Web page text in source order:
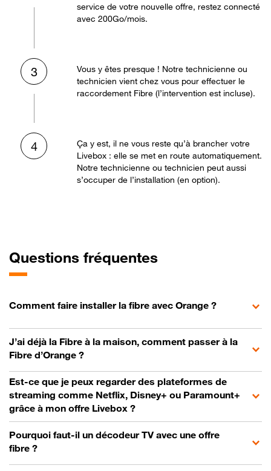
service de votre nouvelle offre, restez connecté
avec 200Go/mois.
3
Vous y êtes presque ! Notre technicienne ou
technicien vient chez vous pour effectuer le
raccordement Fibre (l’intervention est incluse).
4
Ça y est, il ne vous reste qu’à brancher votre
Livebox : elle se met en route automatiquement.
Notre technicienne ou technicien peut aussi
s’occuper de l’installation (en option).
Questions fréquentes
Comment faire installer la fibre avec Orange ?
J’ai déjà la Fibre à la maison, comment passer à la
Fibre d’Orange ?
Est-ce que je peux regarder des plateformes de
streaming comme Netflix, Disney+ ou Paramount+
grâce à mon offre Livebox ?
Pourquoi faut-il un décodeur TV avec une offre
fibre ?